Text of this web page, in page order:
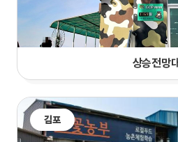
상승전망
김포